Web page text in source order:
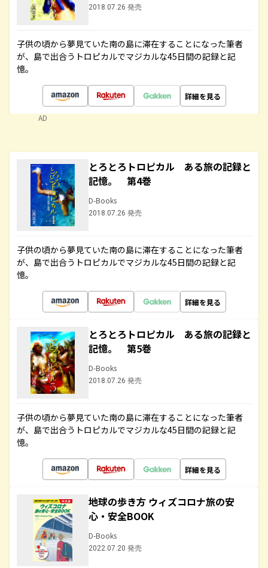
2018.07.26 発売
子供の頃から夢見ていた南の島に滞在することになった筆者
が、島で出合うトロピカルでマジカルな45日間の記録と記
憶。
詳細を見る
AD
とろとろトロピカル ある旅の記録と
記憶。 第4巻
D-Books
2018.07.26 発売
子供の頃から夢見ていた南の島に滞在することになった筆者
が、島で出合うトロピカルでマジカルな45日間の記録と記
憶。
詳細を見る
とろとろトロピカル ある旅の記録と
記憶。 第5巻
D-Books
2018.07.26 発売
子供の頃から夢見ていた南の島に滞在することになった筆者
が、島で出合うトロピカルでマジカルな45日間の記録と記
憶。
詳細を見る
地球の歩き方 ウィズコロナ旅の安
心・安全BOOK
D-Books
2022.07.20 発売